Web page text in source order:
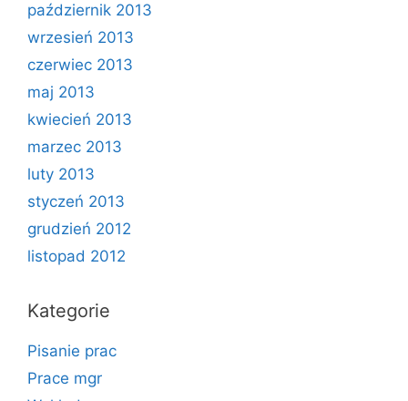
październik 2013
wrzesień 2013
czerwiec 2013
maj 2013
kwiecień 2013
marzec 2013
luty 2013
styczeń 2013
grudzień 2012
listopad 2012
Kategorie
Pisanie prac
Prace mgr